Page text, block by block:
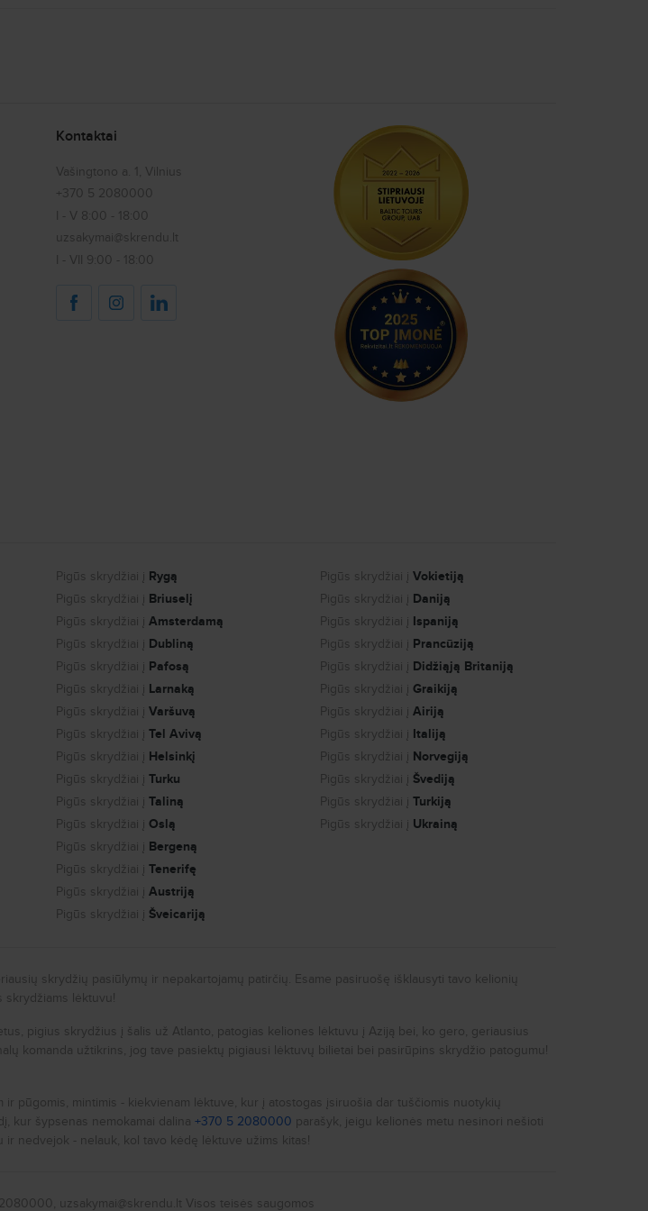
skrisi? Jei norėtum apsistoti netoliese oro uosto, štai keli šalia oro uostų esantys
visuomet naudinga žinoti atstumą iki centro. Pasitikrink, kokį atstumą reikės įveikti
centro:
uostas - miesto centras: 15.19 km.
Bukareštas turi ne vieną vietą, kur gali apsistoti (Bendras viešbučių skaičius
apstoti netoliese miesto centro štai keletas šalia centro esančių viešbučių:
VIP Villa - atstumas iki centro 0.4 km;
iki centro 0.5 km;
Hotel - atstumas iki centro 0.5 km;
iki centro 0.5 km;
Sausio mėnesį - -2°C
Vasario mėnesį - 1°C
Kovo mėnesį - 6°C
Liepos mėnesį - 22°C
Rugpjūčio mėnesį - 22°C
Rugsėjo mėnesį - 18°C
Spalio mėnesį - 12°C
Lapkričio mėnesį - 6°C
Gruodžio mėnesį - 1°C.
Kontaktai
Vašingtono a. 1, Vilnius
+370 5 2080000
I - V 8:00 - 18:00
uzsakymai@skrendu.lt
I - VII 9:00 - 18:00
Pigūs skrydžiai į Rygą
Pigūs skrydžiai į Briuselį
Pigūs skrydžiai į Amsterdamą
Pigūs skrydžiai į Dubliną
Pigūs skrydžiai į Pafosą
Pigūs skrydžiai į Larnaką
Pigūs skrydžiai į Varšuvą
Pigūs skrydžiai į Tel Avivą
Pigūs skrydžiai į Helsinkį
Pigūs skrydžiai į Turku
Pigūs skrydžiai į Taliną
Pigūs skrydžiai į Oslą
Pigūs skrydžiai į Bergeną
Pigūs skrydžiai į Tenerifę
Pigūs skrydžiai į Austriją
Pigūs skrydžiai į Šveicariją
Pigūs skrydžiai į Vokietiją
Pigūs skrydžiai į Daniją
Pigūs skrydžiai į Ispaniją
Pigūs skrydžiai į Prancūziją
Pigūs skrydžiai į Didžiąją Britaniją
Pigūs skrydžiai į Graikiją
Pigūs skrydžiai į Airiją
Pigūs skrydžiai į Italiją
Pigūs skrydžiai į Norvegiją
Pigūs skrydžiai į Švediją
Pigūs skrydžiai į Turkiją
Pigūs skrydžiai į Ukrainą
skrydžių pasiūlymų ir nepakartojamų patirčių. Esame pasiruošę išklausyti tavo kelionių
skrydžiams lėktuvu!
pigius skrydžius į šalis už Atlanto, patogias keliones lėktuvu į Aziją bei, ko gero, geriausius
komanda užtikrins, jog tave pasiektų pigiausi lėktuvų bilietai bei pasirūpins skrydžio patogumu!
pūgomis, mintimis - kiekvienam lėktuve, kur į atostogas įsiruošia dar tuščiomis nuotykių
kur šypsenas nemokamai dalina +370 5 2080000 parašyk, jeigu kelionės metu nesinori nešioti
ir nedvejok - nelauk, kol tavo kėdę lėktuve užims kitas!
uzsakymai@skrendu.lt Visos teisės saugomos